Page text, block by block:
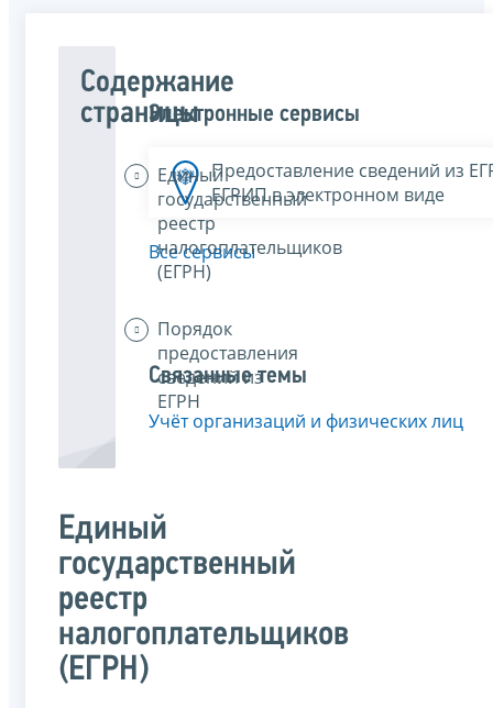
Содержание
страницы
Единый
государственный
реестр
налогоплательщиков
(ЕГРН)
Порядок
предоставления
сведений из
ЕГРН
Единый
государственный
реестр
налогоплательщиков
(ЕГРН)
Электронные сервисы
Предоставление сведений из
ЕГРИП в электронном виде
Все сервисы
Связанные темы
Учёт организаций и физических лиц